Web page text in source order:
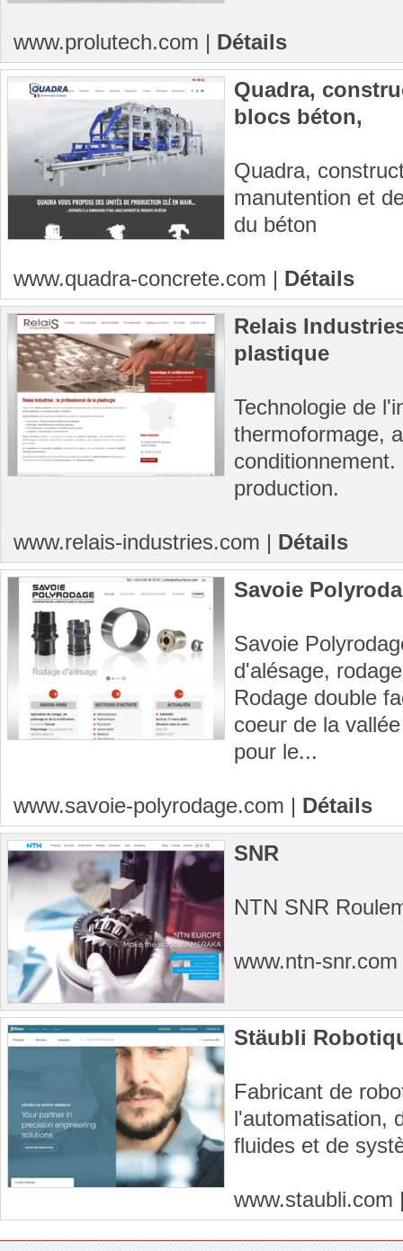
www.prolutech.com | Détails
Quadra,
blocs béton,
Quadra,
manutention et
du béton
www.quadra-concrete.com | Détails
Relais
plastique
Technologie de
thermoformage,
production.
www.relais-industries.com | Détails
Savoie
Savoie
d'alésage,
Rodage double
coeur de la
pour le...
www.savoie-polyrodage.com | Détails
SNR
NTN SNR
www.ntn-snr.com
Stäubli
Fabricant de
l'automatisation,
fluides et de
www.staubli.com